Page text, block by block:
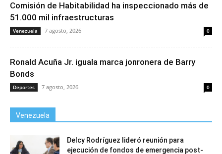
Comisión de Habitabilidad ha inspeccionado más de
51.000 mil infraestructuras
Venezuela 7 agosto, 2026 0
Ronald Acuña Jr. iguala marca jonronera de Barry
Bonds
Deportes 7 agosto, 2026 0
Venezuela
Delcy Rodríguez lideró reunión para
ejecución de fondos de emergencia post-